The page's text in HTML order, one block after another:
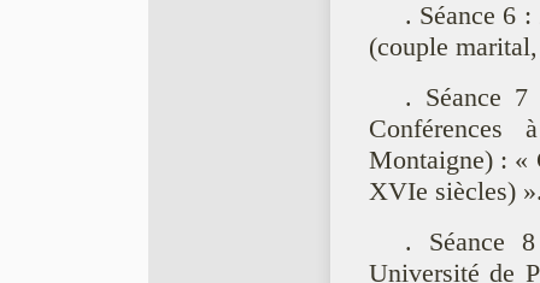
. Séance 6
(couple
. Séance
Conférences
Montaigne) : «
XVIe siècles)
. Séance
Université de